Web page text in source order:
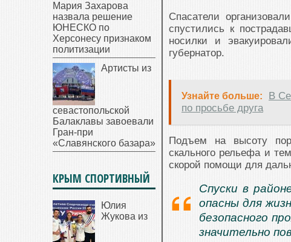
Спасатели
спустились к
носилки и
губернатор.
Узнайте больше:
В
по просьбе друга
Подъем на высоту
скального рельефа и
скорой помощи для
Спуски в
опасны для
безопасного
значительно
Мария Захарова
назвала решение
ЮНЕСКО по
Херсонесу признаком
политизации
Артисты из
севастопольской
Балаклавы завоевали
Гран-при
«Славянского базара»
КРЫМ СПОРТИВНЫЙ
Юлия
Жукова из